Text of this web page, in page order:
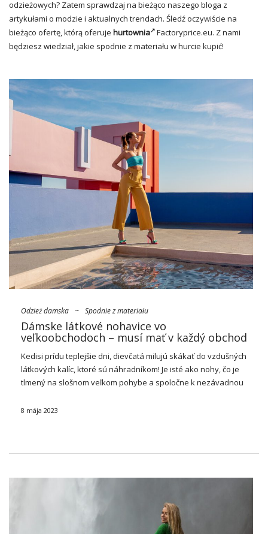
odzieżowych? Zatem sprawdzaj na bieżąco naszego bloga z
artykułami o modzie i aktualnych trendach. Śledź oczywiście na
bieżąco ofertę, którą oferuje hurtownia
Factoryprice.eu. Z nami
będziesz wiedział, jakie spodnie z materiału w hurcie kupić!
Odzież damska ~ Spodnie z materiału
Dámske látkové nohavice vo
veľkoobchodoch – musí mať v každý obchod
Kedisi prídu teplejšie dni, dievčatá milujú skákať do vzdušných
látkových kalíc, ktoré sú náhradníkom! Je isté ako nohy, čo je
tlmený na slošnom veľkom pohybe a spoločne k nezávadnou
naštýlovejše
8 mája 2023